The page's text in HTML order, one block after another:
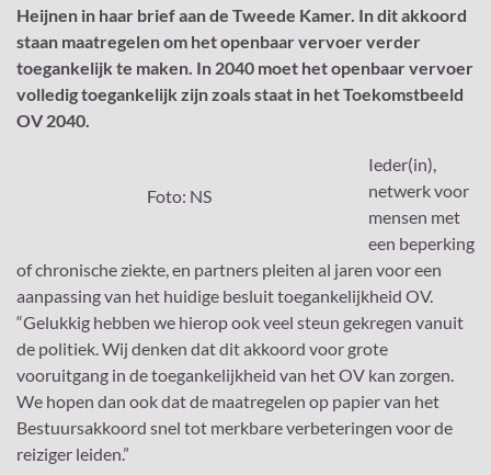
Heijnen in haar brief aan de Tweede Kamer. In dit akkoord
staan maatregelen om het openbaar vervoer verder
toegankelijk te maken. In 2040 moet het openbaar vervoer
volledig toegankelijk zijn zoals staat in het Toekomstbeeld
OV 2040.
Foto: NS
Ieder(in),
netwerk voor
mensen met
een beperking
of chronische ziekte, en partners pleiten al jaren voor een
aanpassing van het huidige besluit toegankelijkheid OV.
“Gelukkig hebben we hierop ook veel steun gekregen vanuit
de politiek. Wij denken dat dit akkoord voor grote
vooruitgang in de toegankelijkheid van het OV kan zorgen.
We hopen dan ook dat de maatregelen op papier van het
Bestuursakkoord snel tot merkbare verbeteringen voor de
reiziger leiden.”